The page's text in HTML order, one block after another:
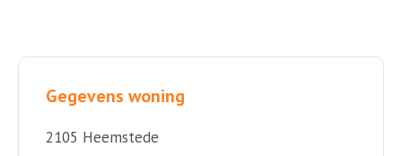
Gegevens woning
2105 Heemstede